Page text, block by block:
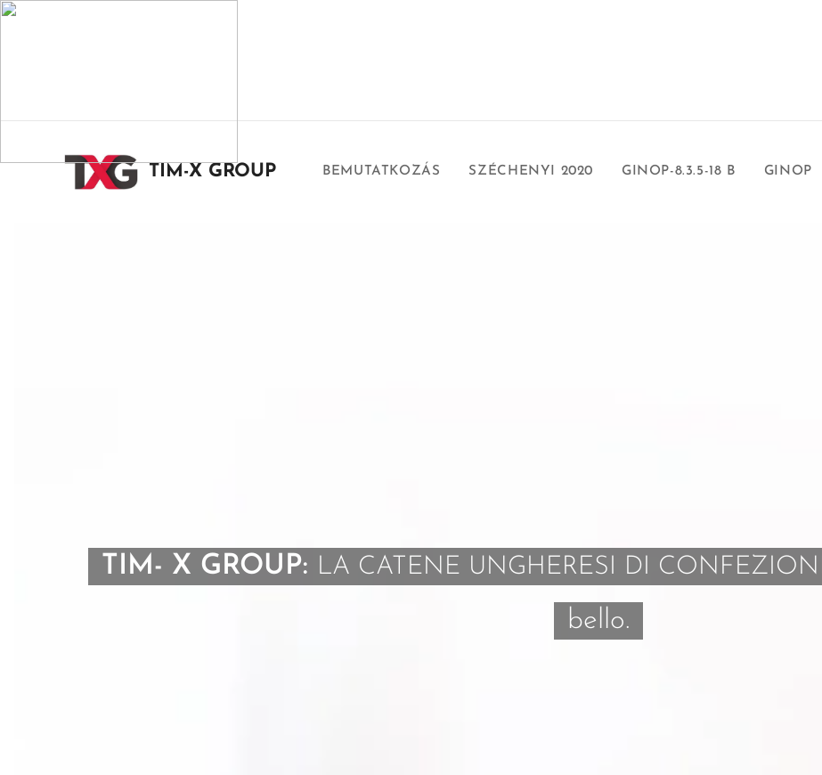
TIM-X GROUP BEMUTATKOZÁS SZÉCHENYI 2020 GINOP-8.3.5-18 B GINOP
TIM- X GROUP: LA CATENE UNGHERESI DI CONFEZIONI
bello.